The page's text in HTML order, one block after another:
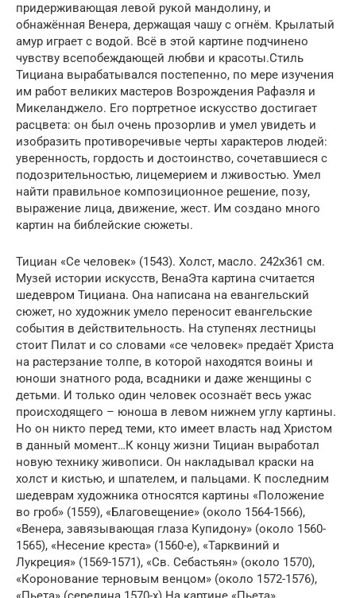
придерживающая левой рукой мандолину, и
обнажённая Венера, держащая чашу с огнём. Крылатый
амур играет с водой. Всё в этой картине подчинено
чувству всепобеждающей любви и красоты.Стиль
Тициана вырабатывался постепенно, по мере изучения
им работ великих мастеров Возрождения Рафаэля и
Микеланджело. Его портретное искусство достигает
расцвета: он был очень прозорлив и умел увидеть и
изобразить противоречивые черты характеров людей:
уверенность, гордость и достоинство, сочетавшиеся с
подозрительностью, лицемерием и лживостью. Умел
найти правильное композиционное решение, позу,
выражение лица, движение, жест. Им создано много
картин на библейские сюжеты.
Тициан «Се человек» (1543). Холст, масло. 242х361 см.
Музей истории искусств, ВенаЭта картина считается
шедевром Тициана. Она написана на евангельский
сюжет, но художник умело переносит евангельские
события в действительность. На ступенях лестницы
стоит Пилат и со словами «се человек» предаёт Христа
на растерзание толпе, в которой находятся воины и
юноши знатного рода, всадники и даже женщины с
детьми. И только один человек осознаёт весь ужас
происходящего – юноша в левом нижнем углу картины.
Но он никто перед теми, кто имеет власть над Христом
в данный момент…К концу жизни Тициан выработал
новую технику живописи. Он накладывал краски на
холст и кистью, и шпателем, и пальцами. К последним
шедеврам художника относятся картины «Положение
во гроб» (1559), «Благовещение» (около 1564-1566),
«Венера, завязывающая глаза Купидону» (около 1560-
1565), «Несение креста» (1560-е), «Тарквиний и
Лукреция» (1569-1571), «Св. Себастьян» (около 1570),
«Коронование терновым венцом» (около 1572-1576),